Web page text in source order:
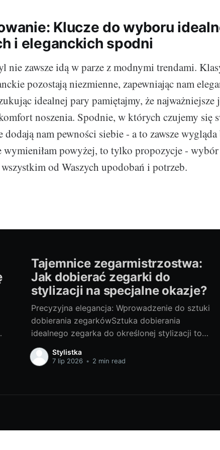
Klucze do wyboru
i eleganckich spodni
nie zawsze idą w parze z modnymi trendami.
pozostają niezmienne, zapewniając nam
idealnej pary pamiętajmy, że najważniejsze
noszenia. Spodnie, w których czujemy się
dodają nam pewności siebie - a to zawsze
powyżej, to tylko propozycje -
od Waszych upodobań i potrzeb.
Tajemnice zegarmistrzostwa:
Jak dobierać zegarki do
stylizacji na specjalne okazje?
Precyzyjna elegancja: Wprowadzenie do sztuki
dobierania zegarkówSztuka dobierania
idealnego zegarka do określonej stylizacji to
prawdziwe zegarmistrzostwo. Często
traktowany po macoszemu dodatek, jest tak
status społeczny oraz odzwierciedla poczucie
Stylistka
7 lip 2026 • 2 min read